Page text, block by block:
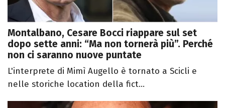
Montalbano, Cesare Bocci riappare sul set
dopo sette anni: “Ma non tornerà più”. Perché
non ci saranno nuove puntate
L'interprete di Mimì Augello è tornato a Scicli e
nelle storiche location della fict...